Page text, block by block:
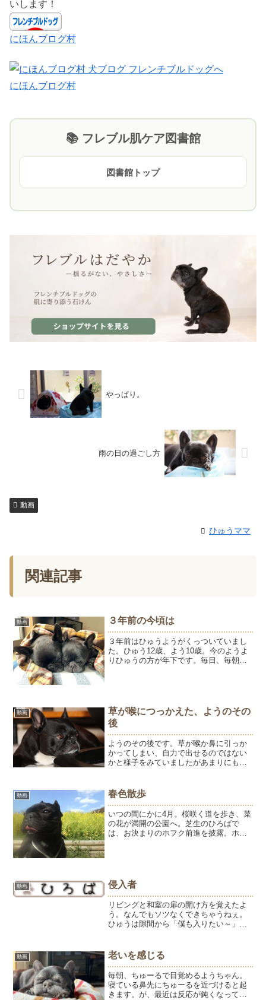
いします！
にほんブログ村
にほんブログ村
📚 フレブル肌ケア図書館
図書館トップ
やっぱり。
雨の日の過ごし方
動画
ひゅうママ
関連記事
動画 ３年前の今頃は
３年前はひゅうようがくっついていまし
た。ひゅう12歳、よう10歳。今のようよ
りひゅうの方が年下です。毎日、毎朝顔
動画
草が喉につっかえた、ようのその
後
ようのその後です。草が喉か鼻に引っか
かってしまい、自力で出せるのではない
かと様子をみていましたがあまりにも苦
を説明すると、やっぱり全身麻酔で内視
鏡で取るしかないそうです...
動画 春色散歩
いつの間にかに4月。桜咲く道を歩き、菜
の花が満開の公園へ。芝生のひろばで
は、お決まりのホフク前進を披露。ホフ
動画 侵入者
リビングと和室の扉の開け方を覚えたよ
う。なんでもソツなくできちゃうねぇ。
ひゅうは隙間から「僕も入りたい～」と
動画 老いを感じる
毎朝、ちゅーるで目覚めるようちゃん。
寝ている鼻先にちゅーるを近づけると起
きます。が、最近は反応が鈍くなってき